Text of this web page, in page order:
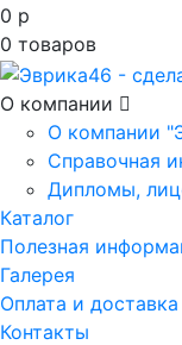
0 р
0 товаров
О компании
О компании
Справочная
Дипломы,
Каталог
Полезная
Галерея
Оплата и доставка
Контакты